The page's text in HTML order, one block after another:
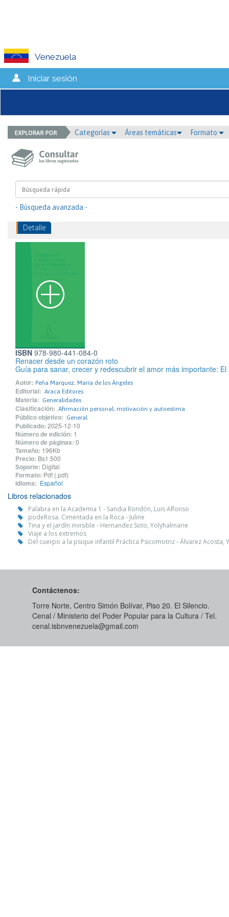
Venezuela
Iniciar sesión
Categorías Áreas temáticas Formato
- Búsqueda avanzada -
Detalle
ISBN 978-980-441-084-0
Renacer desde un corazón roto
Guía para sanar, crecer y redescubrir el amor más importante:
Autor: Peña Marquez, María de los Ángeles
Editorial: Araca Editores
Materia: Generalidades
Clasificación: Afirmación personal, motivación y autoestima
Público objetivo: General
Publicado: 2025-12-10
Número de edición: 1
Número de páginas: 0
Tamaño: 196Kb
Precio: Bs1.500
Soporte: Digital
Formato: Pdf (.pdf)
Idioma: Español
Libros relacionados
Palabra en la Academia 1 - Sandia Rondón, Luis Alfonso
podeRosa. Cimentada en la Roca - Juline
Tina y el jardín invisible - Hernandez Soto, Yolyhalmarie
Viaje a los extremos
Del cuerpo a la psique infantil Práctica Psicomotriz - Álvarez Acosta,
Contáctenos:
Torre Norte, Centro Simón Bolívar, Piso 20. El Silencio.
Cenal / Ministerio del Poder Popular para la Cultura / Tel.
cenal.isbnvenezuela@gmail.com